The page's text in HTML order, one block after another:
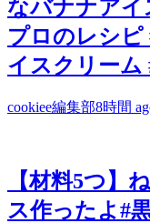
なバナナアイ
プロのレシピ
イスクリーム
cookiee編集部8時間
【材料5つ】
ス作ったよ#